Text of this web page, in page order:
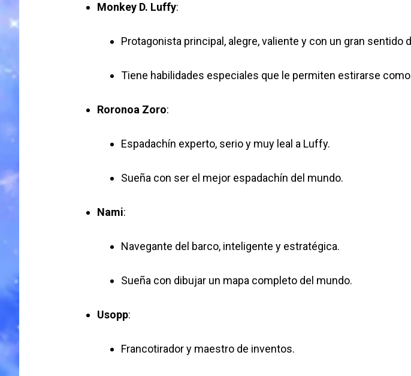
Monkey D. Luffy:
Protagonista principal, alegre, valiente y con un gran sentido
Tiene habilidades especiales que le permiten estirarse
Roronoa Zoro:
Espadachín experto, serio y muy leal a Luffy.
Sueña con ser el mejor espadachín del mundo.
Nami:
Navegante del barco, inteligente y estratégica.
Sueña con dibujar un mapa completo del mundo.
Usopp:
Francotirador y maestro de inventos.